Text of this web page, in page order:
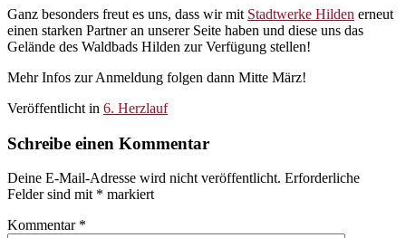
Ganz besonders freut es uns, dass wir mit Stadtwerke Hilden erneut
einen starken Partner an unserer Seite haben und diese uns das
Gelände des Waldbads Hilden zur Verfügung stellen!
Mehr Infos zur Anmeldung folgen dann Mitte März!
Veröffentlicht in 6. Herzlauf
Schreibe einen Kommentar
Deine E-Mail-Adresse wird nicht veröffentlicht. Erforderliche
Felder sind mit * markiert
Kommentar *